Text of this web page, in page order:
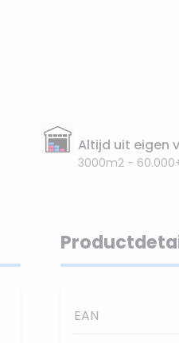
Altijd uit eigen
3000m2 -
EAN